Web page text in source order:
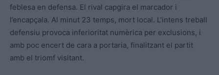
feblesa en defensa. El rival capgira el marcador i
l’encapçala. Al minut 23 temps, mort local. L’intens treball
defensiu provoca inferioritat numèrica per exclusions, i
amb poc encert de cara a portaria, finalitzant el partit
amb el triomf visitant.